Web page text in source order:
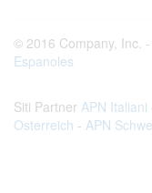
© 2016 Company, Inc.
Espanoles
Siti Partner APN Italiani
Osterreich - APN